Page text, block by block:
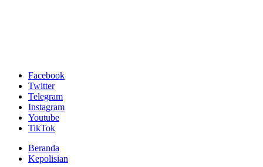
Facebook
Twitter
Telegram
Instagram
Youtube
TikTok
Beranda
Kepolisian